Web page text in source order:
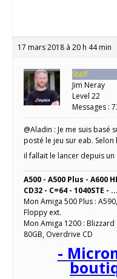
17 mars 2018 à 20 h 44 min
Staff
Jim Neray
Level 22
Messages :
@Aladin : Je me suis basé
posté le jeu sur eab.
il fallait le lancer depuis un
A500 - A500 Plus - A600
CD32 - C=64 - 1040STE - ...
Mon Amiga 500 Plus :
Floppy ext.
Mon Amiga 1200 : Blizzard
80GB, Overdrive CD
-